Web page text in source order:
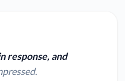
response, and